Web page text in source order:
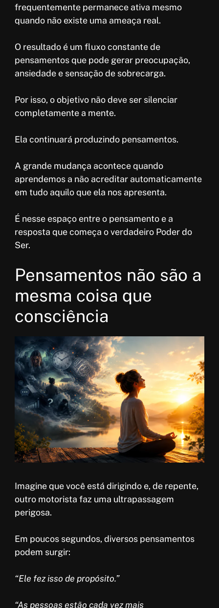
frequentemente permanece ativa mesmo
quando não existe uma ameaça real.
O resultado é um fluxo constante de
pensamentos que pode gerar preocupação,
ansiedade e sensação de sobrecarga.
Por isso, o objetivo não deve ser silenciar
completamente a mente.
Ela continuará produzindo pensamentos.
A grande mudança acontece quando
aprendemos a não acreditar automaticamente
em tudo aquilo que ela nos apresenta.
É nesse espaço entre o pensamento e a
resposta que começa o verdadeiro Poder do
Ser.
Pensamentos não são a
mesma coisa que
consciência
Imagine que você está dirigindo e, de repente,
outro motorista faz uma ultrapassagem
perigosa.
Em poucos segundos, diversos pensamentos
podem surgir:
“Ele fez isso de propósito.”
“As pessoas estão cada vez mais